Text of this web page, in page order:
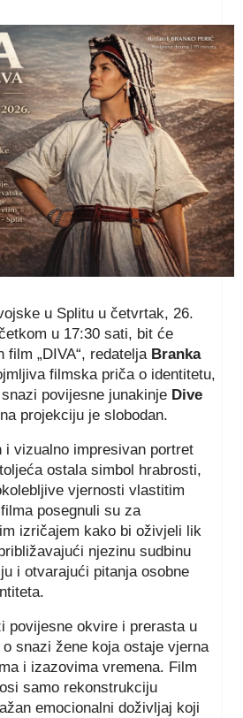
u Splitu u četvrtak, 26.
u 17:30 sati, bit će
film „DIVA“, redatelja Branka
filmska priča o identitetu,
povijesne junakinje Dive
projekciju je slobodan.
i vizualno impresivan portret
ostala simbol hrabrosti,
vjernosti vlastitim
posegnuli su za
izričajem kako bi oživjeli lik
njezinu sudbinu
i otvarajući pitanja osobne
povijesne okvire i prerasta u
snazi žene koja ostaje vjerna
i izazovima vremena. Film
samo rekonstrukciju
emocionalni doživljaj koji